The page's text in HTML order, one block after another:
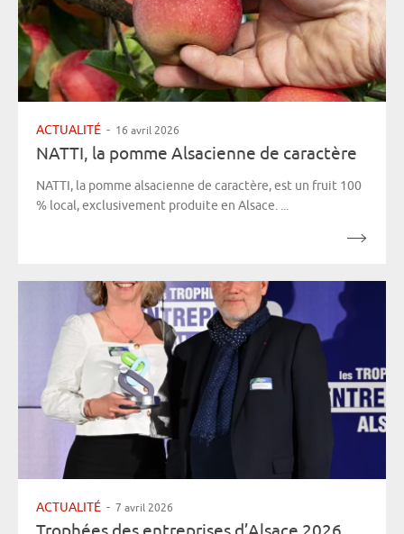
ACTUALITÉ - 16 avril 2026
NATTI, la pomme Alsacienne de caractère
NATTI, la pomme alsacienne de caractère, est un fruit 100
% local, exclusivement produite en Alsace. ...
ACTUALITÉ - 7 avril 2026